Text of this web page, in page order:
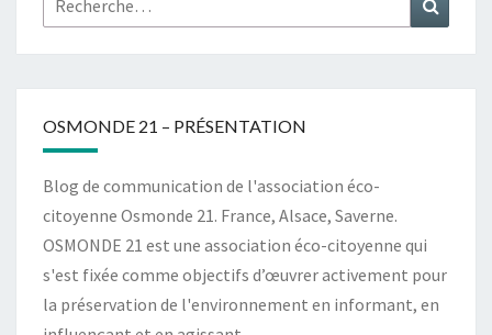
OSMONDE 21 – PRÉSENTATION
Blog de communication de l'association éco-
citoyenne Osmonde 21. France, Alsace, Saverne.
OSMONDE 21 est une association éco-citoyenne qui
s'est fixée comme objectifs d’œuvrer activement pour
la préservation de l'environnement en informant, en